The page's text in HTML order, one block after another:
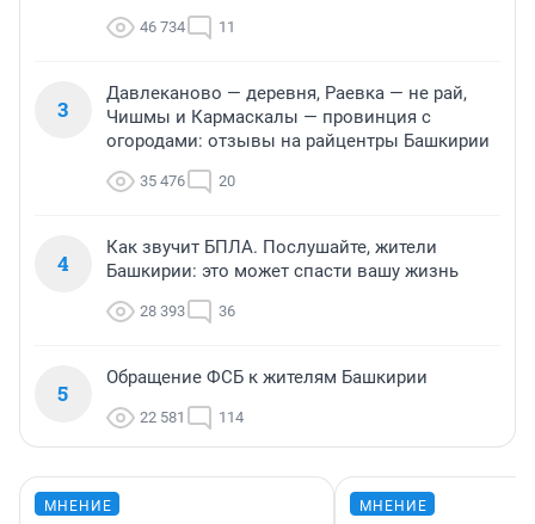
46 734 11
3
Давлеканово — деревня, Раевка — не рай,
Чишмы и Кармаскалы — провинция с
огородами: отзывы на райцентры Башкирии
35 476 20
4
Как звучит БПЛА. Послушайте, жители
Башкирии: это может спасти вашу жизнь
28 393 36
5
Обращение ФСБ к жителям Башкирии
22 581 114
МНЕНИЕ МНЕНИЕ